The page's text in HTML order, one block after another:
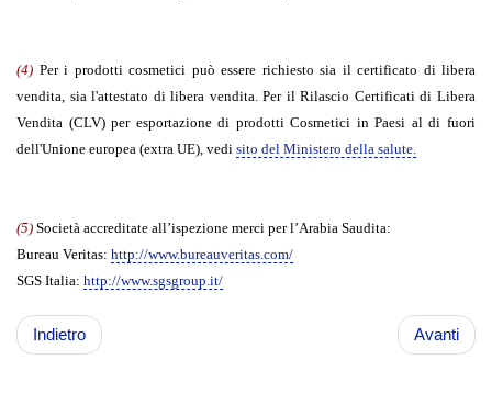
(4) Per i prodotti cosmetici può essere richiesto sia il certificato di libera
vendita, sia l'attestato di libera vendita. Per il Rilascio Certificati di Libera
Vendita (CLV) per esportazione di prodotti Cosmetici in Paesi al di fuori
dell'Unione europea (extra UE), vedi sito del Ministero della salute.
(5) Società accreditate all’ispezione merci per l’Arabia Saudita:
Bureau Veritas: http://www.bureauveritas.com/
SGS Italia: http://www.sgsgroup.it/
Indietro Avanti